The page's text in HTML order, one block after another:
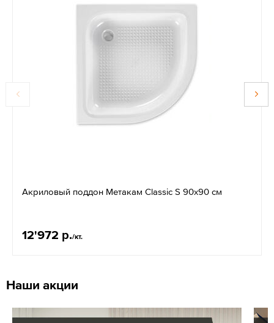
Акриловый поддон Метакам Classic S 90х90 см
12'972 р./кт.
Наши акции